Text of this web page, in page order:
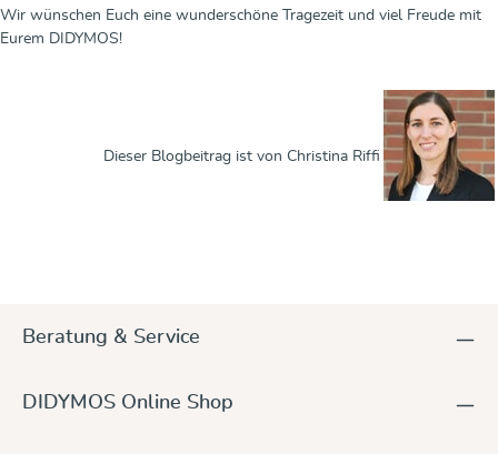
Wir wünschen Euch eine wunderschöne Tragezeit und viel Freude mit
Eurem DIDYMOS!
Dieser Blogbeitrag ist von Christina Riffi
Beratung & Service
DIDYMOS Online Shop